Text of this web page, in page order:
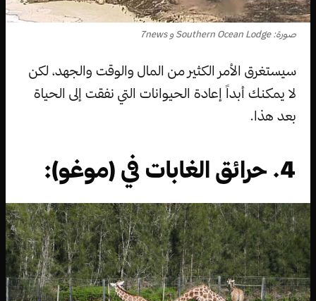
صورة: Southern Ocean Lodge و 7news
سيستغرق الأمر الكثير من المال والوقت والجهد، لكن
لا يمكنك أبداً إعادة الحيوانات التي نفقت إلى الحياة
بعد هذا.
4. حرائق الغابات في (موغو):